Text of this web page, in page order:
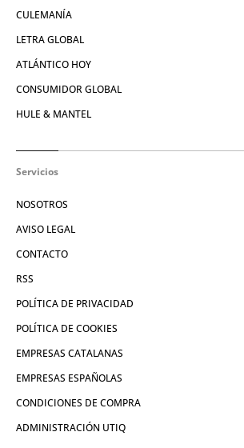
CULEMANÍA
LETRA GLOBAL
ATLÁNTICO HOY
CONSUMIDOR GLOBAL
HULE & MANTEL
Servicios
NOSOTROS
AVISO LEGAL
CONTACTO
RSS
POLÍTICA DE PRIVACIDAD
POLÍTICA DE COOKIES
EMPRESAS CATALANAS
EMPRESAS ESPAÑOLAS
CONDICIONES DE COMPRA
ADMINISTRACIÓN UTIQ